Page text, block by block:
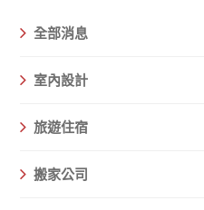
全部消息
室內設計
旅遊住宿
搬家公司